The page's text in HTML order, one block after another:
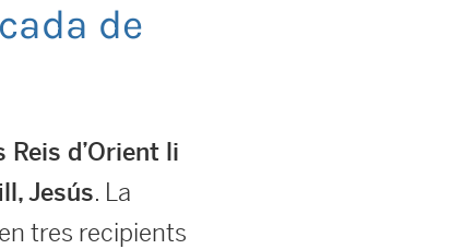
de
Reis d’Orient li
Jesús. La
tres recipients